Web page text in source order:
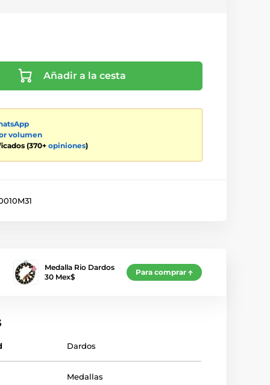
Añadir a la cesta
volumen
(370+ opiniones)
Medalla Rio Dardos
30 Mex$
Para comprar
Dardos
Medallas